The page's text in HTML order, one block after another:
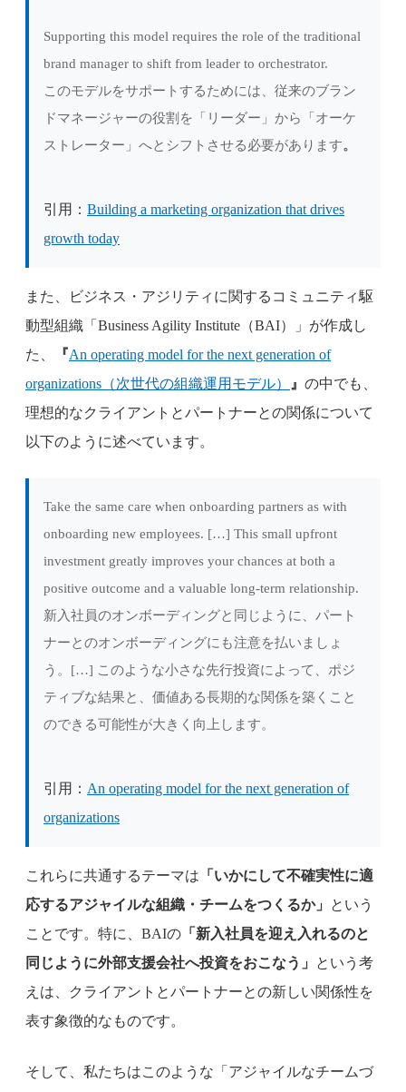
Supporting this model requires the role of the traditional
brand manager to shift from leader to orchestrator.
このモデルをサポートするためには、従来のブラン
ドマネージャーの役割を「リーダー」から「オーケ
ストレーター」へとシフトさせる必要があります。
引用： Building a marketing organization that drives
growth today
また、ビジネス・アジリティに関するコミュニティ駆
動型組織「Business Agility Institute（BAI）」が作成し
た、
『An operating model for the next generation of
organizations（次世代の組織運用モデル）
』 の中でも、
理想的なクライアントとパートナーとの関係について
以下のように述べています。
Take the same care when onboarding partners as with
onboarding new employees. […] This small upfront
investment greatly improves your chances at both a
positive outcome and a valuable long-term relationship.
新入社員のオンボーディングと同じように、パート
ナーとのオンボーディングにも注意を払いましょ
う。[…] このような小さな先行投資によって、ポジ
ティブな結果と、価値ある長期的な関係を築くこと
のできる可能性が大きく向上します。
引用： An operating model for the next generation of
organizations
これらに共通するテーマは 「いかにして不確実性に適
応するアジャイルな組織・チームをつくるか」
という
ことです。特に、BAIの 「新入社員を迎え入れるのと
同じように外部支援会社へ投資をおこなう」
という考
えは、クライアントとパートナーとの新しい関係性を
表す象徴的なものです。
そして、私たちはこのような「アジャイルなチームづ